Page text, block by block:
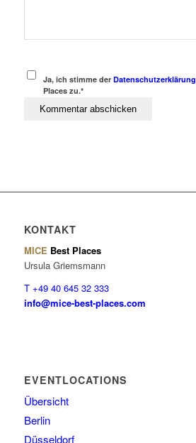
Ja, ich stimme derDatenschutzerklärung
Places zu.*
KONTAKT
MICE Best Places
Ursula Griemsmann
T +49 40 645 32 333
info@mice-best-places.com
EVENTLOCATIONS
Übersicht
Berlin
Düsseldorf